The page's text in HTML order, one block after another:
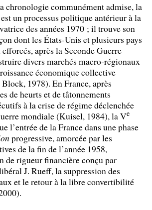
chronologie communément admise, la
est un processus politique antérieur à la
des années 1970 ; il trouve son
dont les États-Unis et plusieurs pays
après la Seconde Guerre
divers marchés macro-régionaux
économique collective
1978). En France, après
de heurts et de tâtonnements
à la crise de régime déclenchée
mondiale (Kuisel, 1984), la Ve
l’entrée de la France dans une phase
progressive, amorcée par les
de la fin de l’année 1958,
de rigueur financière conçu par
J. Rueff, la suppression des
et le retour à la libre convertibilité